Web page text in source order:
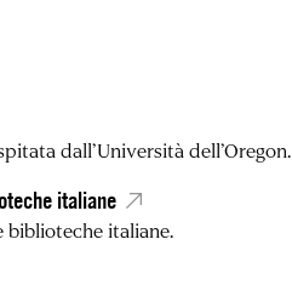
dall’Università dell’Oregon.
italiane
biblioteche italiane.